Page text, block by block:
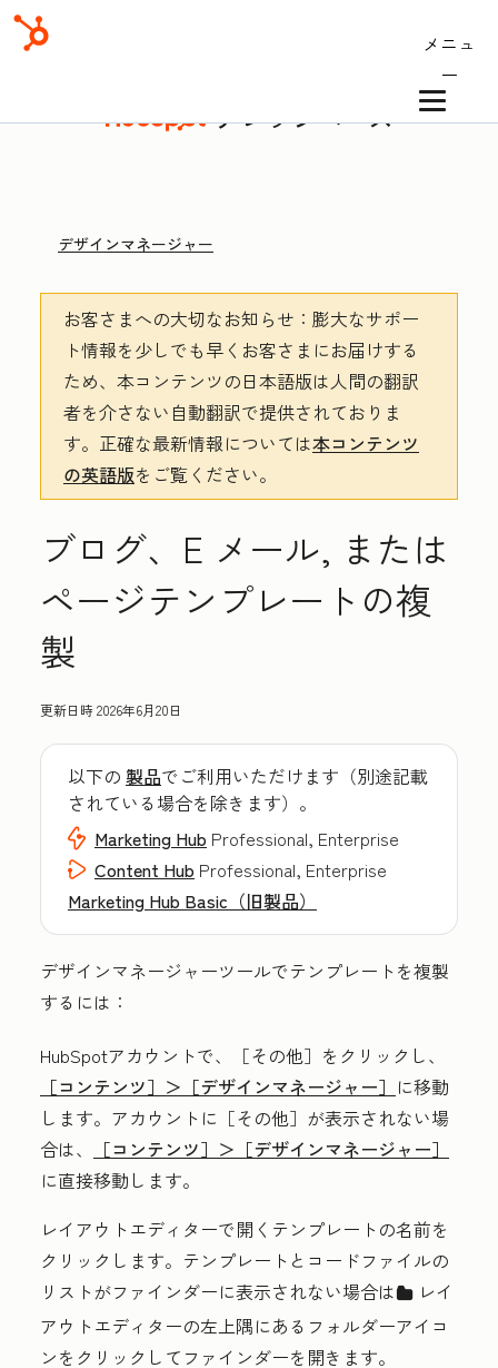
メニュ
ー
ナレッジベース
デザインマネージャー
お客さまへの大切なお知らせ ：膨大なサポー
ト情報を少しでも早くお客さまにお届けする
ため、本コンテンツの日本語版は人間の翻訳
者を介さない自動翻訳で提供されておりま
す。 正確な最新情報については本コンテンツ
の英語版をご覧ください。
ブログ、E メール, または
ページテンプレートの複
製
更新日時2026年6月20日
以下の 製品でご利用いただけます（別途記載
されている場合を除きます）。
Marketing Hub Professional, Enterprise
Content Hub Professional, Enterprise
Marketing Hub Basic（旧製品）
デザインマネージャーツールでテンプレートを複製
するには：
HubSpotアカウントで、
［その他］をクリックし、
［コンテンツ］＞ ［デザインマネージャー］ に移動
します。アカウントに ［その他］が表示されない場
合は、
［コンテンツ］＞ ［デザインマネージャー］
に直接移動します。
レイアウトエディターで開くテンプレートの名前を
クリックします。テンプレートとコードファイルの
リストがファインダーに表示されない場合はfolder レイ
アウトエディターの左上隅にある フォルダーアイコ
ンをクリックして ファインダーを開きます。